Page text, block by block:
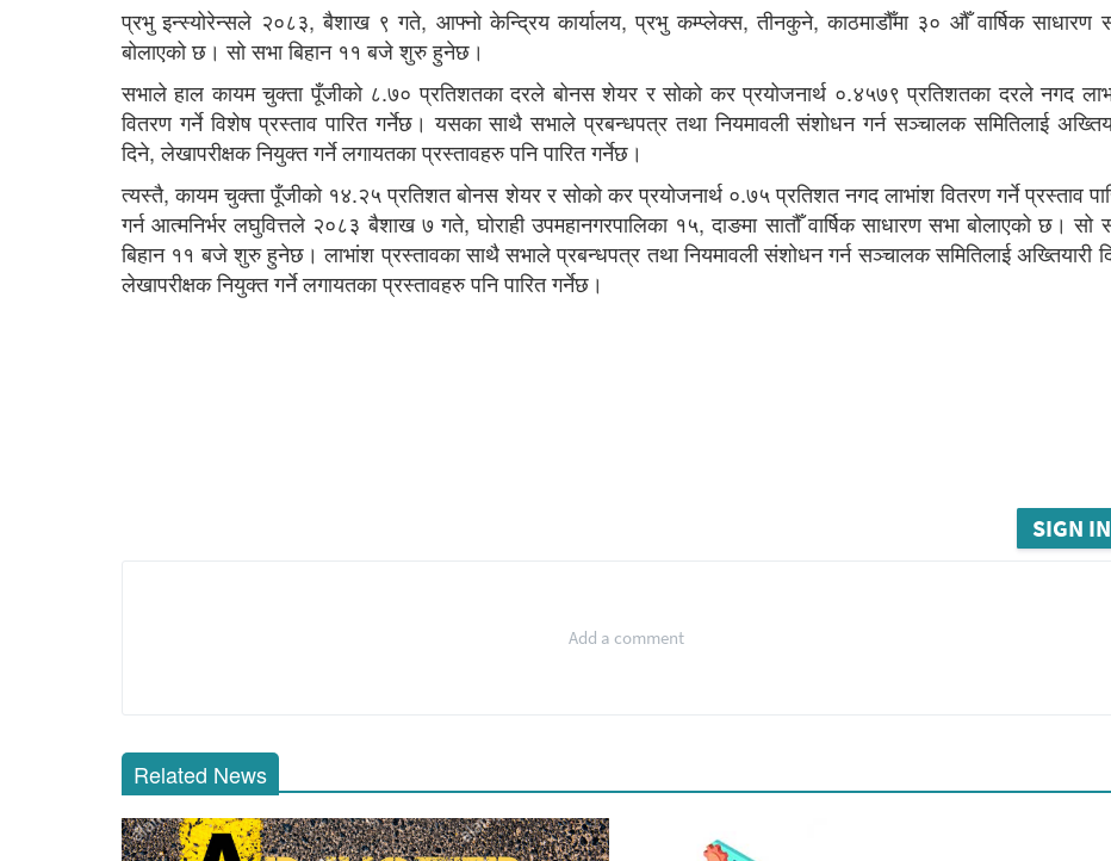
प्रभु इन्स्योरेन्सले २०८३, बैशाख ९ गते, आफ्नो केन्द्रिय कार्यालय, प्रभु कम्प्लेक्स, तीनकुने, काठमाडौँमा ३० औँ वार्षिक साधारण
बोलाएको छ। सो सभा बिहान ११ बजे शुरु हुनेछ।
सभाले हाल कायम चुक्ता पूँजीको ८.७० प्रतिशतका दरले बोनस शेयर र सोको कर प्रयोजनार्थ ०.४५७९ प्रतिशतका दरले नगद
वितरण गर्ने विशेष प्रस्ताव पारित गर्नेछ। यसका साथै सभाले प्रबन्धपत्र तथा नियमावली संशोधन गर्न सञ्चालक समितिलाई
दिने, लेखापरीक्षक नियुक्त गर्ने लगायतका प्रस्तावहरु पनि पारित गर्नेछ।
त्यस्तै, कायम चुक्ता पूँजीको १४.२५ प्रतिशत बोनस शेयर र सोको कर प्रयोजनार्थ ०.७५ प्रतिशत नगद लाभांश वितरण गर्ने प्रस्ताव
गर्न आत्मनिर्भर लघुवित्तले २०८३ बैशाख ७ गते, घोराही उपमहानगरपालिका १५, दाङमा सातौँ वार्षिक साधारण सभा बोलाएको छ। सो
बिहान ११ बजे शुरु हुनेछ। लाभांश प्रस्तावका साथै सभाले प्रबन्धपत्र तथा नियमावली संशोधन गर्न सञ्चालक समितिलाई अख्तियारी
लेखापरीक्षक नियुक्त गर्ने लगायतका प्रस्तावहरु पनि पारित गर्नेछ।
SIGN IN
Add a comment
Related News